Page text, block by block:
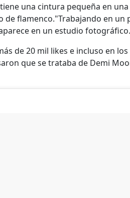
una cintura pequeña en
flamenco."Trabajando en
en un estudio fotográfico.
de 20 mil likes e incluso en
que se trataba de Demi